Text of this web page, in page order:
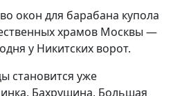
окон для барабана купола
храмов Москвы —
у Никитских ворот.
становится уже
Бахрушина, Большая